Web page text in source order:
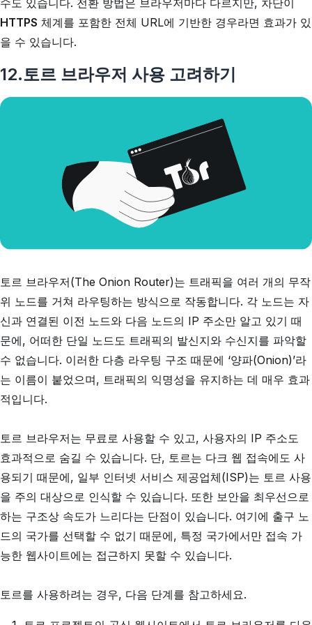
HTTPS 체계를 포함한 전체 URL에 기반한 경우라면 효과가 있
을 수 있습니다.
12.토르 브라우저 사용 고려하기
토르 브라우저(The Onion Router)는 트래픽을 여러 개의 무작
위 노드를 거쳐 라우팅하는 방식으로 작동합니다. 각 노드는 자
신과 연결된 이전 노드와 다음 노드의 IP 주소만 알고 있기 때
문에, 어떠한 단일 노드도 트래픽의 발신지와 수신지를 파악할
수 없습니다. 이러한 다층 라우팅 구조 때문에 ‘양파(Onion)’라
는 이름이 붙었으며, 트래픽의 익명성을 유지하는 데 매우 효과
적입니다.
토르 브라우저는 무료로 사용할 수 있고, 사용자의 IP 주소도
효과적으로 숨길 수 있습니다. 단, 토르는 다크 웹 접속에도 사
용되기 때문에, 일부 인터넷 서비스 제공업체(ISP)는 토르 사용
을 주의 대상으로 인식할 수 있습니다. 또한 보안을 최우선으로
하는 구조상 속도가 느리다는 단점이 있습니다. 여기에 출구 노
드의 국가를 선택할 수 없기 때문에, 특정 국가에서만 접속 가
능한 웹사이트에는 접근하지 못할 수 있습니다.
토르를 사용하려는 경우, 다음 단계를 참고하세요.